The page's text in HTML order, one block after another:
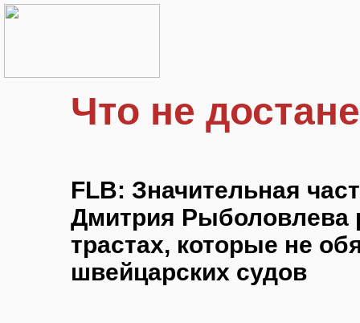
Что не
FLB: Значительная
Дмитрия Рыболовлева
трастах, которые не
швейцарских судов